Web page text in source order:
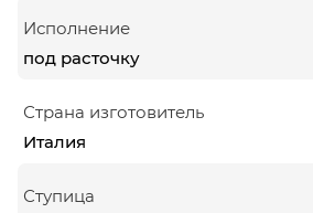
Исполнение
под расточку
Страна изготовитель
Италия
Ступица